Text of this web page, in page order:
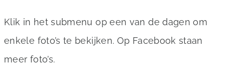
Klik in het submenu op een van de dagen om
enkele foto’s te bekijken. Op Facebook staan
meer foto’s.